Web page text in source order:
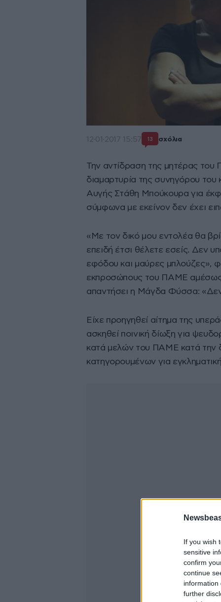
If you wish
sensitive
confirm
continue
information
further
12·01·2017 15:57 13 σχόλια
Την αντίδραση της μητέρας
διαμαρτυρία της συνηγόρου
Αυγής Στάθη Μπούκουρα για
σύμφωνα με εκείνον δεν έχει
«Με τον δικό μου εντολέα θα
επειδή έτσι θέλετε εσείς. Δεν
εφόδου και μαύρες μπλούζες»,
εκπροσώπους του ΠΑΜΕ αμέσως
απαντήσει η Μάγδα Φύσσα:
Είχε προηγηθεί αίτημα της
ασκηθεί ποινική δίωξη για
κατά μελών του ΠΑΜΕ κατά την
κατηγορουμένων για